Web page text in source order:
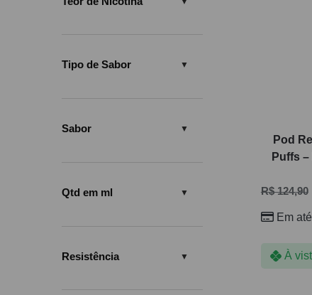
Pod
Puffs
R$124,90
Em
À
Tipo de Sabor
Sabor
Qtd em ml
Resistência